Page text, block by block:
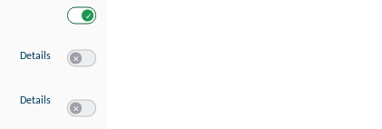
Details zu Messung der Performance von Inhalten
Details zu Analyse von Zielgruppen durch Statistiken oder Kombinationen von